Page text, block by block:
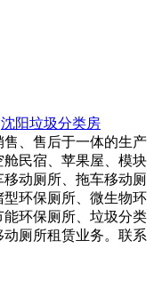
沈阳垃圾分类房
、售后于一体的生产
民宿、苹果屋、模块
动厕所、拖车移动厕
环保厕所、微生物环
环保厕所、垃圾分类
厕所租赁业务。联系